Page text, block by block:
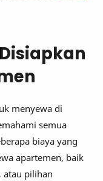
menyewa di
semua
biaya yang
apartemen, baik
atau pilihan